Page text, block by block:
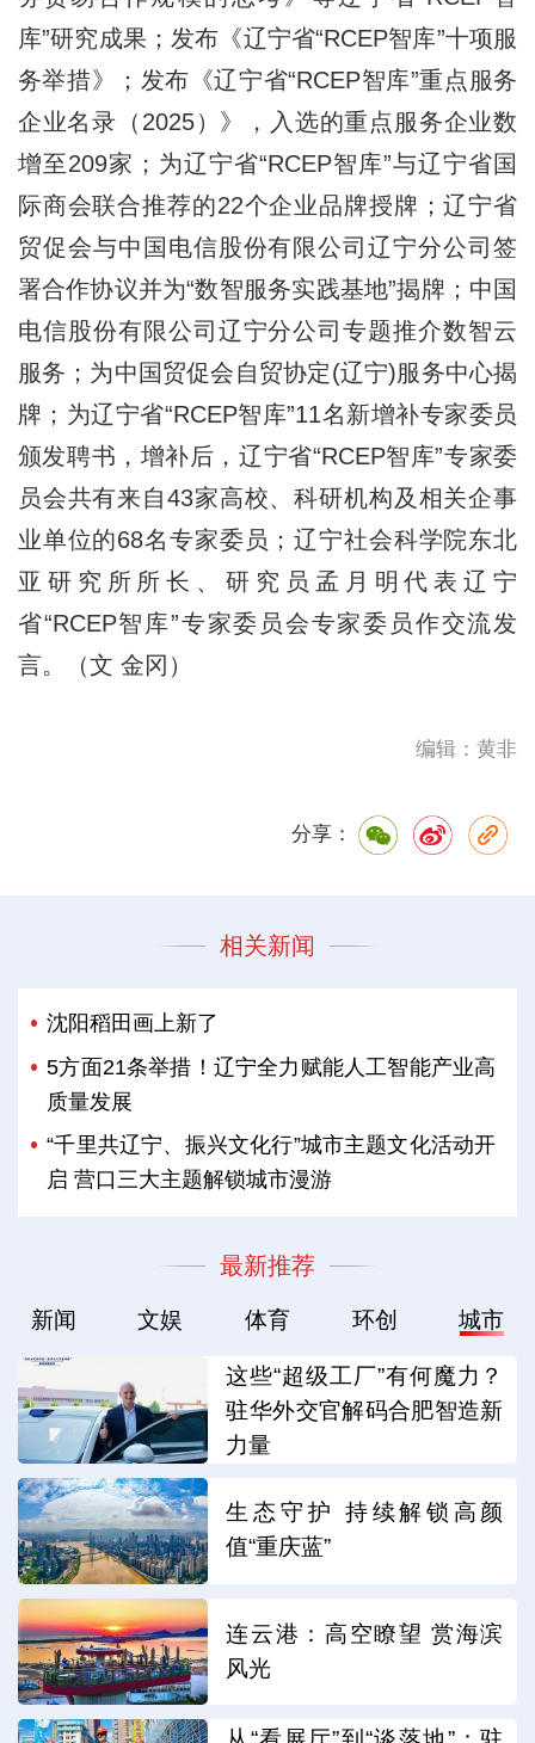
库”研究成果；发布《辽宁省“RCEP智库”十项服
务举措》；发布《辽宁省“RCEP智库”重点服务
企业名录（2025）》，入选的重点服务企业数
增至209家；为辽宁省“RCEP智库”与辽宁省国
际商会联合推荐的22个企业品牌授牌；辽宁省
贸促会与中国电信股份有限公司辽宁分公司签
署合作协议并为“数智服务实践基地”揭牌；中国
电信股份有限公司辽宁分公司专题推介数智云
服务；为中国贸促会自贸协定(辽宁)服务中心揭
牌；为辽宁省“RCEP智库”11名新增补专家委员
颁发聘书，增补后，辽宁省“RCEP智库”专家委
员会共有来自43家高校、科研机构及相关企事
业单位的68名专家委员；辽宁社会科学院东北
亚研究所所长、研究员孟月明代表辽宁
省“RCEP智库”专家委员会专家委员作交流发
言。（文 金冈）
编辑：黄非
分享：
相关新闻
沈阳稻田画上新了
5方面21条举措！辽宁全力赋能人工智能产业高
质量发展
“千里共辽宁、振兴文化行”城市主题文化活动开
启 营口三大主题解锁城市漫游
最新推荐
新闻 文娱 体育 环创 城市
这些“超级工厂”有何魔力？
驻华外交官解码合肥智造新
力量
生态守护 持续解锁高颜
值“重庆蓝”
连云港：高空瞭望 赏海滨
风光